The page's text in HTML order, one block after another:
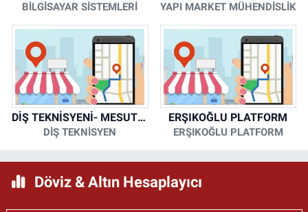
BİLGİSAYAR SİSTEMLERİ YAPI MARKET MÜHENDİSLİK
DİŞ TEKNİSYENİ- MESUT KORKMAZ
DİŞ TEKNİSYEN
ERŞIKOĞLU PLATFORM
ERŞIKOĞLU PLATFORM
Döviz & Altın Hesaplayıcı